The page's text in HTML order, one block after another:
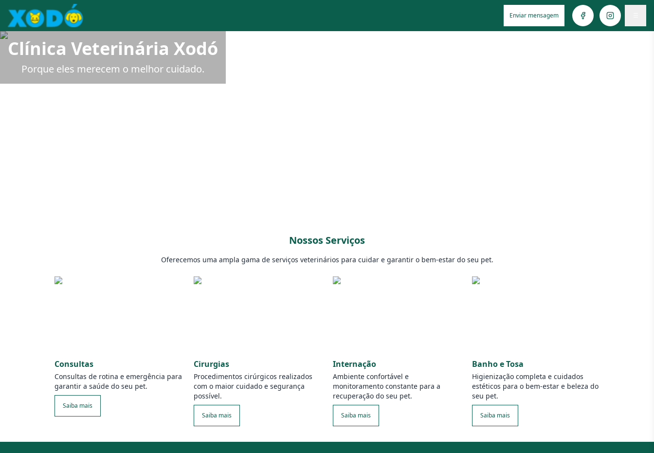
Pular para o conteúdo principal
Enviar mensagem
Clínica Veterinária Xodó
Porque eles merecem o melhor cuidado.
Nossos Serviços
Oferecemos uma ampla gama de serviços veterinários para cuidar e garantir o bem-estar do seu pet.
Consultas
Consultas de rotina e emergência para
garantir a saúde do seu pet.
Saiba mais
Cirurgias
Procedimentos cirúrgicos realizados
com o maior cuidado e segurança
possível.
Saiba mais
Internação
Ambiente confortável e
monitoramento constante para a
recuperação do seu pet.
Saiba mais
Banho e Tosa
Higienização completa e cuidados
estéticos para o bem-estar e beleza do
seu pet.
Saiba mais